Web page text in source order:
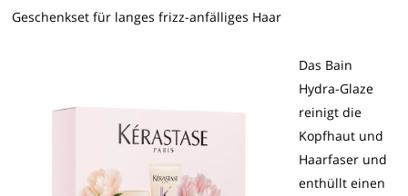
Geschenkset für langes frizz-anfälliges Haar
Das Bain
Hydra-Glaze
reinigt die
Kopfhaut und
Haarfaser und
enthüllt einen